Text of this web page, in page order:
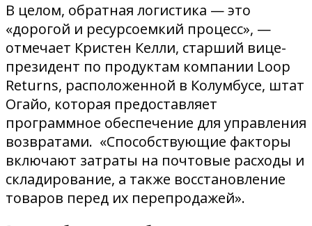
В целом, обратная логистика — это
«дорогой и ресурсоемкий процесс», —
отмечает Кристен Келли, старший вице-
президент по продуктам компании Loop
Returns, расположенной в Колумбусе, штат
Огайо, которая предоставляет
программное обеспечение для управления
возвратами. «Способствующие факторы
включают затраты на почтовые расходы и
складирование, а также восстановление
товаров перед их перепродажей».